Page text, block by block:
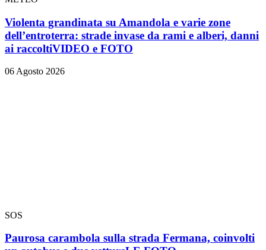
Violenta grandinata su Amandola e varie zone
dell’entroterra: strade invase da rami e alberi, danni
ai raccoltiVIDEO e FOTO
06 Agosto 2026
SOS
Paurosa carambola sulla strada Fermana, coinvolti